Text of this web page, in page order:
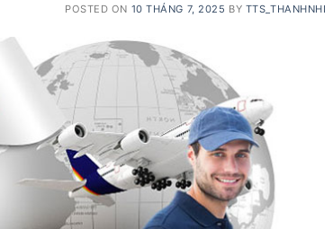
POSTED ON 10 THÁNG 7, 2025 BY TTS_THANHNHI